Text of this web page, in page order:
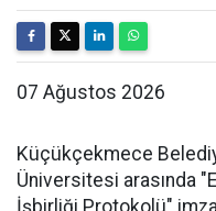
07 Ağustos 2026
Küçükçekmece
Üniversitesi arasında